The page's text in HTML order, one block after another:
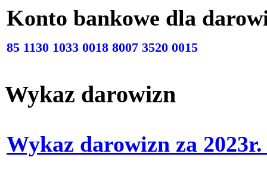
Konto bankowe dla
85 1130 1033 0018 8007 3520 0015
Wykaz darowizn
Wykaz darowizn za